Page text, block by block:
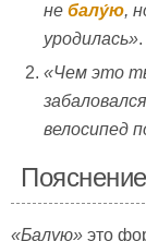
небалу́ю,
уродилась».
«Чем это
велосипед
Пояснение
«Балую» это